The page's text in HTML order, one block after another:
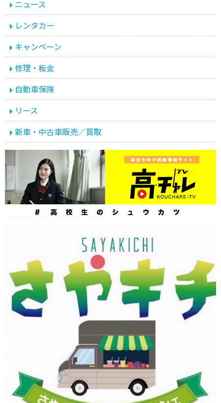
ニュース
レンタカー
キャンペーン
修理・板金
自動車保険
リース
新車・中古車販売／買取